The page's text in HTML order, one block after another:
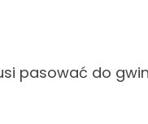
pasować do